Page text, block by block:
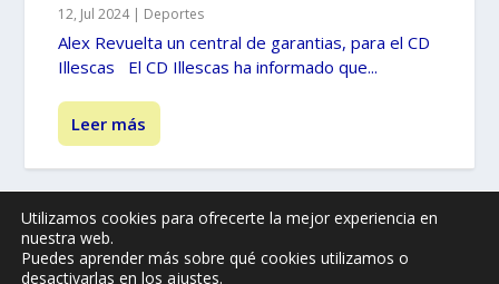
12, Jul 2024| Deportes
Alex Revuelta un central de garantias, para el CD
Illescas El CD Illescas ha informado que...
Leer más
© -
Política de privacidad
Utilizamos cookies para ofrecerte la mejor experiencia en
nuestra web.
Puedes aprender más sobre qué cookies utilizamos o
desactivarlas en los ajustes.